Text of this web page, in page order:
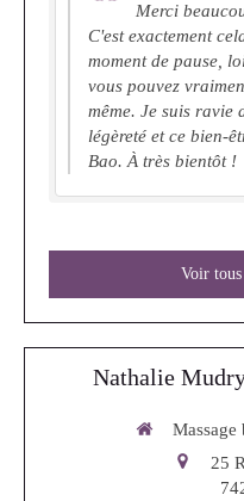
Merci
C'est exactement
moment de pause,
vous pouvez
même. Je suis
légèreté et ce bien-
Bao. À très bientôt !
Voir tous
Nathalie
Massage
25